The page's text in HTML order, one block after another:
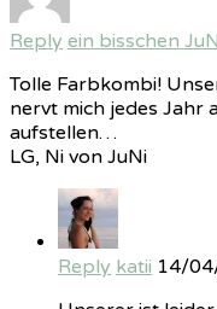
Reply ein bisschen
Tolle Farbkombi!
nervt mich jedes Jahr
aufstellen…
LG, Ni von JuNi
Reply katii 14/